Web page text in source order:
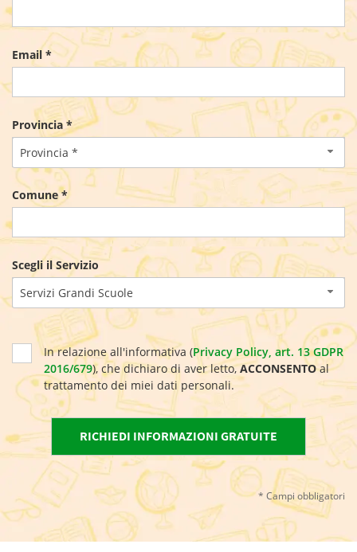
Email *
Provincia *
Provincia *
Comune *
Scegli il Servizio
Servizi Grandi Scuole
In relazione all'informativa (Privacy Policy, art. 13 GDPR
2016/679), che dichiaro di aver letto,ACCONSENTOal
trattamento dei miei dati personali.
* Campi obbligatori